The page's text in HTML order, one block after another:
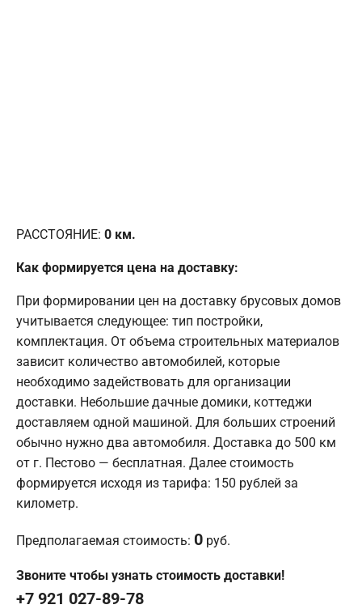
РАССТОЯНИЕ: 0 км.
Как формируется цена на доставку:
При формировании цен на доставку брусовых домов
учитывается следующее: тип постройки,
комплектация. От объема строительных материалов
зависит количество автомобилей, которые
необходимо задействовать для организации
доставки. Небольшие дачные домики, коттеджи
доставляем одной машиной. Для больших строений
обычно нужно два автомобиля. Доставка до 500 км
от г. Пестово — бесплатная. Далее стоимость
формируется исходя из тарифа: 150 рублей за
километр.
Предполагаемая стоимость: 0 руб.
Звоните чтобы узнать стоимость доставки!
+7 921 027-89-78